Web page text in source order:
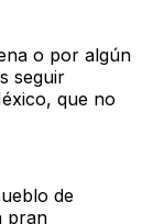
o por algún
seguir
que no
de
pran